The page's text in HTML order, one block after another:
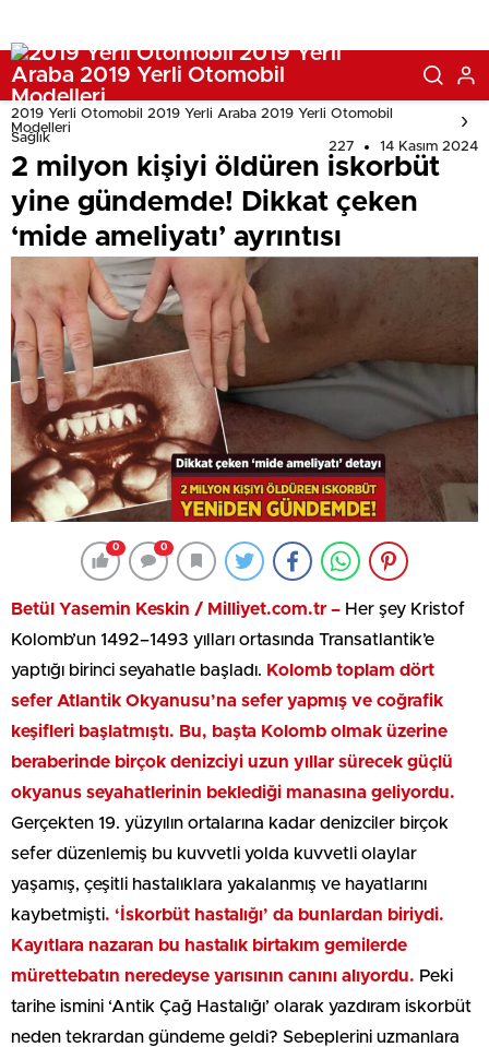
2019 Yerli Otomobil 2019 Yerli Araba 2019 Yerli Otomobil
Modelleri
Sağlık
227 14 Kasım 2024
2 milyon kişiyi öldüren iskorbüt
yine gündemde! Dikkat çeken
‘mide ameliyatı’ ayrıntısı
0 0
Betül Yasemin Keskin / Milliyet.com.tr – Her şey Kristof
Kolomb’un 1492–1493 yılları ortasında Transatlantik’e
yaptığı birinci seyahatle başladı. Kolomb toplam dört
sefer Atlantik Okyanusu’na sefer yapmış ve coğrafik
keşifleri başlatmıştı. Bu, başta Kolomb olmak üzerine
beraberinde birçok denizciyi uzun yıllar sürecek güçlü
okyanus seyahatlerinin beklediği manasına geliyordu.
Gerçekten 19. yüzyılın ortalarına kadar denizciler birçok
sefer düzenlemiş bu kuvvetli yolda kuvvetli olaylar
yaşamış, çeşitli hastalıklara yakalanmış ve hayatlarını
kaybetmişti. ‘İskorbüt hastalığı’ da bunlardan biriydi.
Kayıtlara nazaran bu hastalık birtakım gemilerde
mürettebatın neredeyse yarısının canını alıyordu. Peki
tarihe ismini ‘Antik Çağ Hastalığı’ olarak yazdıram iskorbüt
neden tekrardan gündeme geldi? Sebeplerini uzmanlara